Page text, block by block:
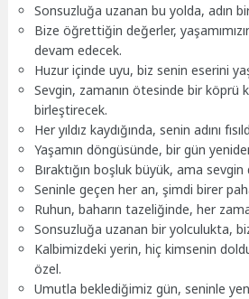
Sonsuzluğa uzanan bu yolda, adın
Bize öğrettiğin değerler,
devam edecek.
Huzur içinde uyu, biz senin eserini
Sevgin, zamanın ötesinde bir köprü
birleştirecek.
Her yıldız kaydığında, senin adını
Yaşamın döngüsünde, bir gün
Bıraktığın boşluk büyük, ama
Seninle geçen her an, şimdi birer
Ruhun, baharın tazeliğinde, her
Sonsuzluğa uzanan bir yolculukta,
Kalbimizdeki yerin, hiç kimsenin
özel.
Umutla beklediğimiz gün, seninle